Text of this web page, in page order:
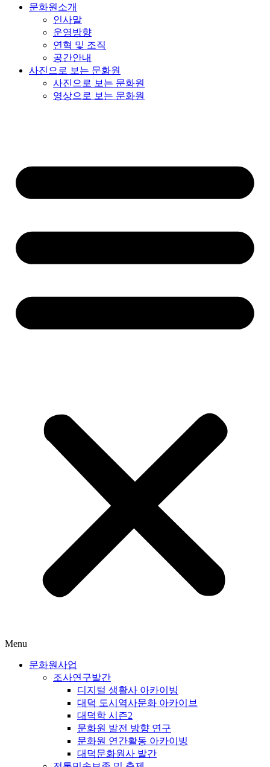
문화원소개
인사말
운영방향
연혁 및 조직
공간안내
사진으로 보는 문화원
사진으로 보는 문화원
영상으로 보는 문화원
Menu
문화원사업
조사연구발간
디지털 생활사 아카이빙
대덕 도시역사문화 아카이브
대덕학 시즌2
문화원 발전 방향 연구
문화원 연간활동 아카이빙
대덕문화원사 발간